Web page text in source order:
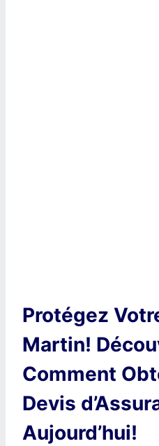
Protégez
Martin!
Comment
Devis
Aujourd’hui!